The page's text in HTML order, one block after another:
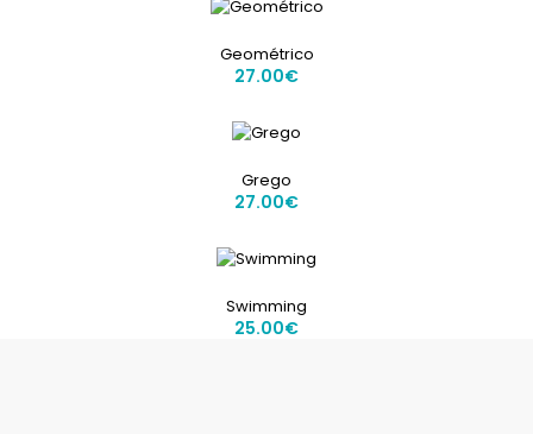
Geométrico
27.00€
Grego
27.00€
Swimming
25.00€